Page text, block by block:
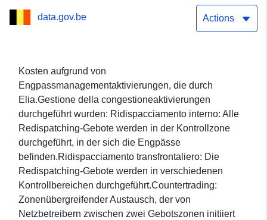
data.gov.be Actions
Kosten aufgrund von
Engpassmanagementaktivierungen, die durch
Elia.Gestione della congestioneaktivierungen
durchgeführt wurden: Ridispacciamento interno: Alle
Redispatching-Gebote werden in der Kontrollzone
durchgeführt, in der sich die Engpässe
befinden.Ridispacciamento transfrontaliero: Die
Redispatching-Gebote werden in verschiedenen
Kontrollbereichen durchgeführt.Countertrading:
Zonenübergreifender Austausch, der von
Netzbetreibern zwischen zwei Gebotszonen initiiert